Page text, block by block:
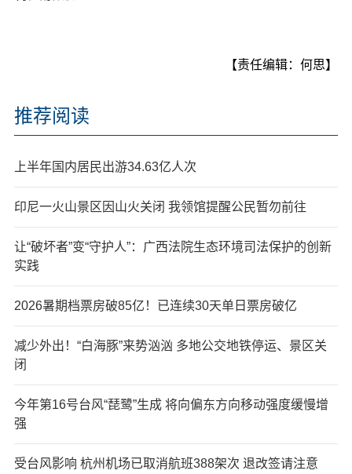
【责任编辑：何思】
推荐阅读
上半年国内居民出游34.63亿人次
印尼一火山景区因山火关闭 我领馆提醒公民暂勿前往
让“破坏者”变“守护人”：广西法院生态环境司法保护的创新
实践
2026暑期档票房破85亿！已连续30天单日票房破亿
减少外出！“白海豚”来势汹汹 多地公交地铁停运、景区关
闭
今年第16号台风“琵鹭”生成 将向偏东方向移动强度缓慢增
强
受台风影响 杭州机场已取消航班388架次 退改签请注意